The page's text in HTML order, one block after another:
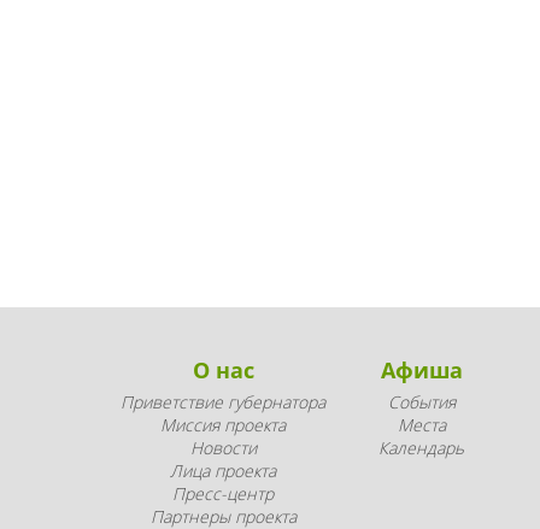
О нас
Приветствие губернатора
Миссия проекта
Новости
Лица проекта
Пресс-центр
Партнеры проекта
Афиша
События
Места
Календарь